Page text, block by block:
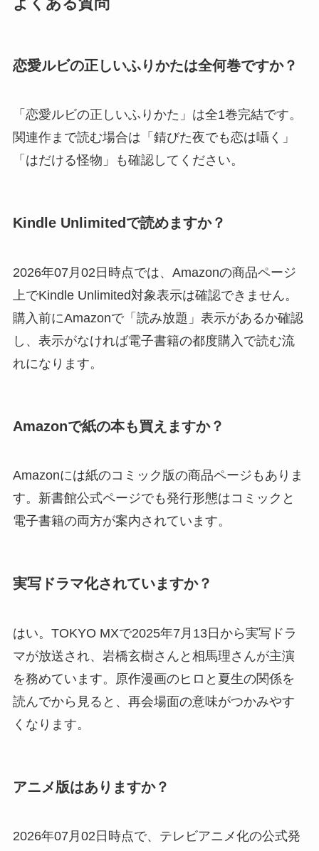
恋愛ルビの正しいふりかたは全何巻ですか？
「恋愛ルビの正しいふりかた」は全1巻完結です。
関連作まで読む場合は「錆びた夜でも恋は囁く」
「はだける怪物」も確認してください。
Kindle Unlimitedで読めますか？
2026年07月02日時点では、Amazonの商品ページ
上でKindle Unlimited対象表示は確認できません。
購入前にAmazonで「読み放題」表示があるか確認
し、表示がなければ電子書籍の都度購入で読む流
れになります。
Amazonで紙の本も買えますか？
Amazonには紙のコミック版の商品ページもありま
す。新書館公式ページでも発行形態はコミックと
電子書籍の両方が案内されています。
実写ドラマ化されていますか？
はい。TOKYO MXで2025年7月13日から実写ドラ
マが放送され、岩橋玄樹さんと相馬理さんが主演
を務めています。原作漫画のヒロと夏生の関係を
読んでから見ると、再会場面の意味がつかみやす
くなります。
アニメ版はありますか？
2026年07月02日時点で、テレビアニメ化の公式発